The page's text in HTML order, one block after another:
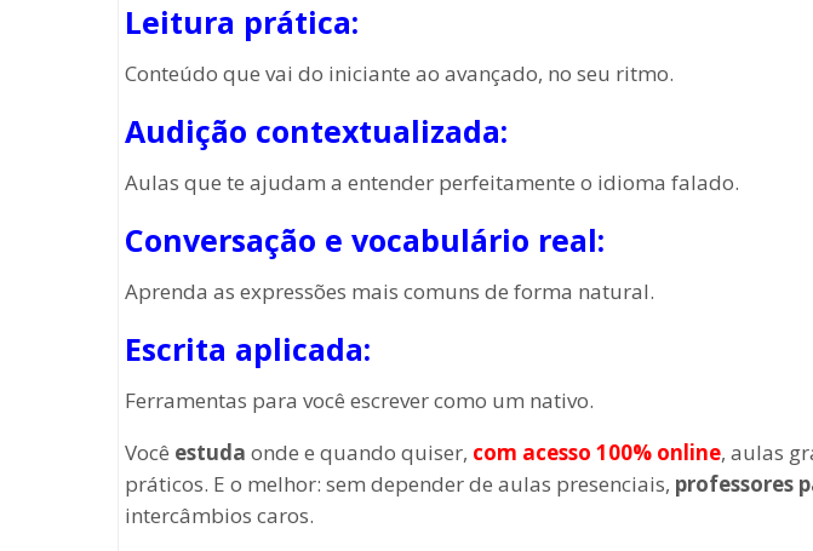
Leitura prática:
Conteúdo que vai do iniciante ao avançado, no seu ritmo.
Audição contextualizada:
Aulas que te ajudam a entender perfeitamente o idioma falado.
Conversação e vocabulário real:
Aprenda as expressões mais comuns de forma natural.
Escrita aplicada:
Ferramentas para você escrever como um nativo.
Você estuda onde e quando quiser, com acesso 100% online, aulas
práticos. E o melhor: sem depender de aulas presenciais, professores
intercâmbios caros.